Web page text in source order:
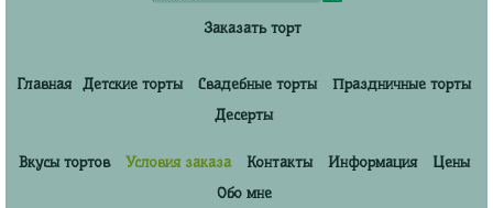
Заказать торт
Главная Детские торты Свадебные торты
Праздничные торты
Десерты
Вкусы тортов Условия заказа Контакты Информация
Цены
Обо мне